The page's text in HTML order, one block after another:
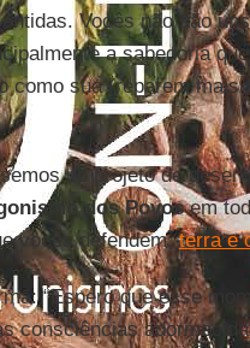
Vocês não são
a sabedoria
como sua (reparem mais
no projeto de
dos Povosem
vocês defendem:terra e
“Espero que esse
consciências